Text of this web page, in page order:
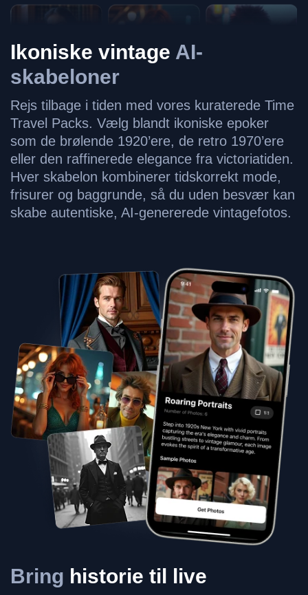
Ikoniske vintage AI-
skabeloner
Rejs tilbage i tiden med vores kuraterede Time
Travel Packs. Vælg blandt ikoniske epoker
som de brølende 1920’ere, de retro 1970’ere
eller den raffinerede elegance fra victoriatiden.
Hver skabelon kombinerer tidskorrekt mode,
frisurer og baggrunde, så du uden besvær kan
skabe autentiske, AI-genererede vintagefotos.
Bring historie til live